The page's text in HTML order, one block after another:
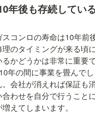
年後も存続してい
スコンロの寿命は10年前
のタイミングが来る頃
かどうかは非常に重要
年の間に事業を畳んで
。会社が消えれば保証も
合わせを自分で行うこと
えてしまいます。